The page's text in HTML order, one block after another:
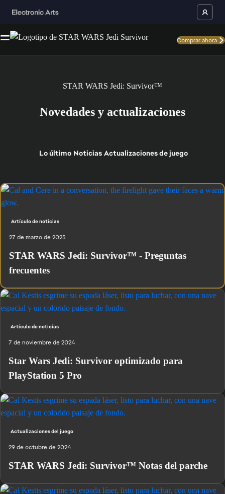
Comprar ahora
STAR WARS Jedi: Survivor™
Novedades y actualizaciones
Lo último Noticias Actualizaciones de juego
Artículo de noticias
27 de marzo de 2025
STAR WARS Jedi: Survivor™ - Preguntas
frecuentes
Artículo de noticias
7 de noviembre de 2024
Star Wars Jedi: Survivor optimizado para
PlayStation 5 Pro
Actualizaciones del juego
29 de octubre de 2024
STAR WARS Jedi: Survivor™ Notas del parche